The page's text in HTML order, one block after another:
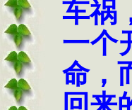
车祸
一个
命，